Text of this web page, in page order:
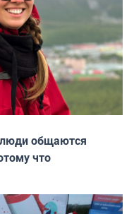
общаются
что